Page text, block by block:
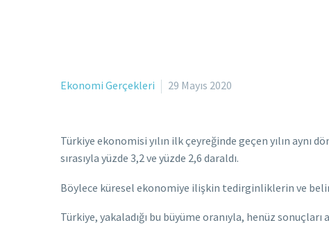
Ekonomi Gerçekleri 29 Mayıs 2020
Türkiye ekonomisi yılın ilk çeyreğinde geçen yılın aynı
sırasıyla yüzde 3,2 ve yüzde 2,6 daraldı.
Böylece küresel ekonomiye ilişkin tedirginliklerin ve
Türkiye, yakaladığı bu büyüme oranıyla, henüz